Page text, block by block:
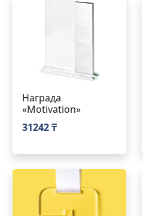
Награда
«Motivation»
31242 ₸